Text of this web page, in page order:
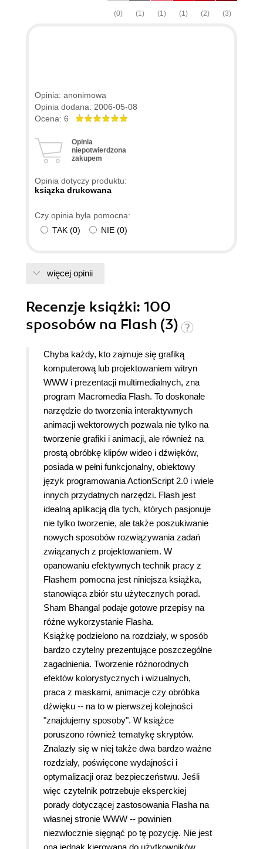
(3)
(2)
(1)
(1)
(1)
(0)
Opinia: anonimowa
Opinia dodana: 2006-05-08
Ocena: 6
Opinia
niepotwierdzona
zakupem
Opinia dotyczy produktu:
ksiązka drukowana
Czy opinia była pomocna:
TAK (0) NIE (0)
więcej opinii
Recenzje książki: 100
sposobów na Flash (3)
Chyba każdy, kto zajmuje się grafiką
komputerową lub projektowaniem witryn
WWW i prezentacji multimedialnych, zna
program Macromedia Flash. To doskonałe
narzędzie do tworzenia interaktywnych
animacji wektorowych pozwala nie tylko na
tworzenie grafiki i animacji, ale również na
prostą obróbkę klipów wideo i dźwięków,
posiada w pełni funkcjonalny, obiektowy
język programowania ActionScript 2.0 i wiele
innych przydatnych narzędzi. Flash jest
idealną aplikacją dla tych, których pasjonuje
nie tylko tworzenie, ale także poszukiwanie
nowych sposobów rozwiązywania zadań
związanych z projektowaniem. W
opanowaniu efektywnych technik pracy z
Flashem pomocna jest niniejsza książka,
stanowiąca zbiór stu użytecznych porad.
Sham Bhangal podaje gotowe przepisy na
różne wykorzystanie Flasha.
Książkę podzielono na rozdziały, w sposób
bardzo czytelny prezentujące poszczególne
zagadnienia. Tworzenie różnorodnych
efektów kolorystycznych i wizualnych,
praca z maskami, animacje czy obróbka
dźwięku -- na to w pierwszej kolejności
"znajdujemy sposoby". W książce
poruszono również tematykę skryptów.
Znalazły się w niej także dwa bardzo ważne
rozdziały, poświęcone wydajności i
optymalizacji oraz bezpieczeństwu. Jeśli
więc czytelnik potrzebuje eksperckiej
porady dotyczącej zastosowania Flasha na
własnej stronie WWW -- powinien
niezwłocznie sięgnąć po tę pozycję. Nie jest
ona jednak kierowana do użytkowników,